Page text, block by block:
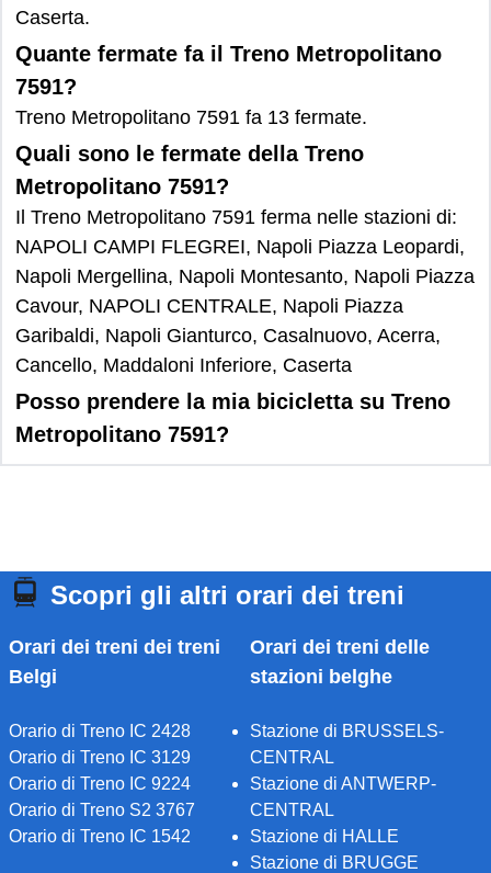
Caserta.
Quante fermate fa il Treno Metropolitano
7591?
Treno Metropolitano 7591 fa 13 fermate.
Quali sono le fermate della Treno
Metropolitano 7591?
Il Treno Metropolitano 7591 ferma nelle stazioni di:
NAPOLI CAMPI FLEGREI, Napoli Piazza Leopardi,
Napoli Mergellina, Napoli Montesanto, Napoli Piazza
Cavour, NAPOLI CENTRALE, Napoli Piazza
Garibaldi, Napoli Gianturco, Casalnuovo, Acerra,
Cancello, Maddaloni Inferiore, Caserta
Posso prendere la mia bicicletta su Treno
Metropolitano 7591?
Scopri gli altri orari dei treni
Orari dei treni dei treni
Belgi
Orario di Treno IC 2428
Orario di Treno IC 3129
Orario di Treno IC 9224
Orario di Treno S2 3767
Orario di Treno IC 1542
Orari dei treni delle
stazioni belghe
Stazione di BRUSSELS-
CENTRAL
Stazione di ANTWERP-
CENTRAL
Stazione di HALLE
Stazione di BRUGGE